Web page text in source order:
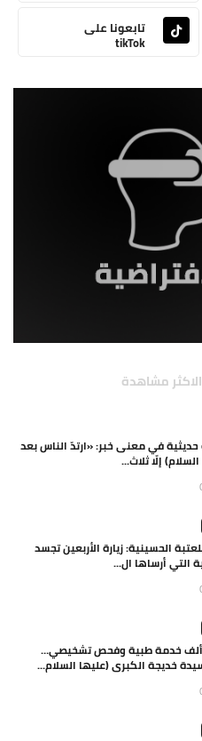
تابعونا على
tikTok
الاكثر مشاهدة
في معنى خبر: «ارتدّ الناس بعد
إلّا ثلاث...
الحسينية: زيارة الأربعين تجسد
التي أرساها ال...
من (37) ألف خدمة طبية وفحص تشخيصي…
خديجة الكبرى (عليها السلام...